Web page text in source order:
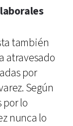
también
atravesado
por
Según
por lo
nunca lo